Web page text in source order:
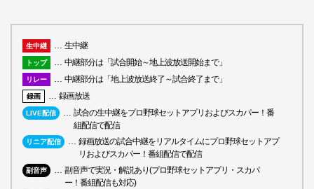
生中継 生中継
トップ 中継部分は「試合開始～地上波放送開始まで」
リレー 中継部分は「地上波放送終了～試合終了まで」
録画 録画放送
LIVE配信
試合の生中継をプロ野球セットアプリおよびスカパー！番
組配信で配信
リニア配信
録画放送の試合中継をリアルタイムにプロ野球セットアプ
リおよびスカパー！番組配信で配信
副音声
副音声で実況・解説あり(プロ野球セットアプリ・スカパ
ー！番組配信も対応)